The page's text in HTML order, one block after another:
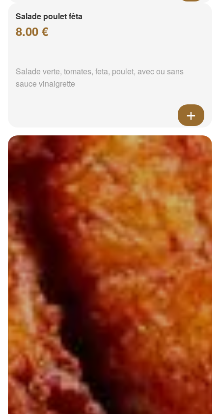
Salade poulet fêta
8.00 €
Salade verte, tomates, feta, poulet, avec ou sans
sauce vinaigrette